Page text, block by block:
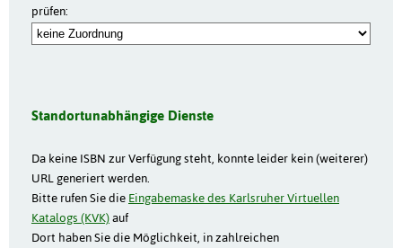
prüfen:
Standortunabhängige Dienste
Da keine ISBN zur Verfügung steht, konnte leider kein (weiterer)
URL generiert werden.
Bitte rufen Sie die Eingabemaske des Karlsruher Virtuellen
Katalogs (KVK)auf
Dort haben Sie die Möglichkeit, in zahlreichen